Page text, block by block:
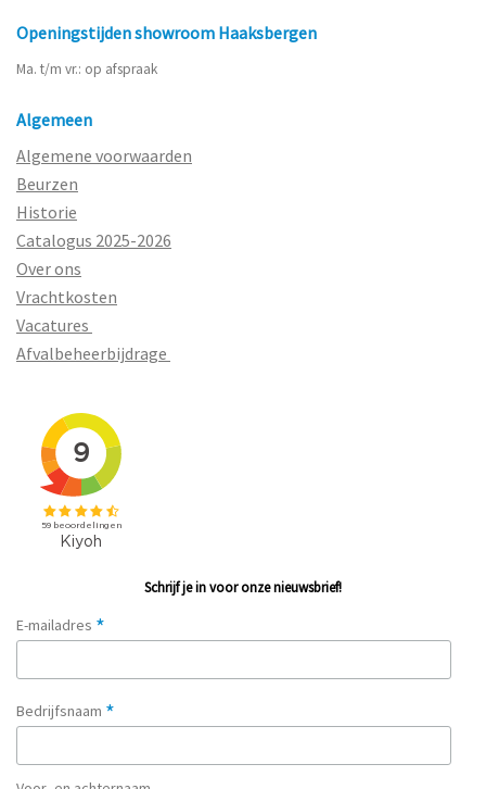
Openingstijden showroom Haaksbergen
Ma. t/m vr.: op afspraak
Algemeen
Algemene voorwaarden
Beurzen
Historie
Catalogus 2025-2026
Over ons
Vrachtkosten
Vacatures
Afvalbeheerbijdrage
Schrijf je in voor onze nieuwsbrief!
E-mailadres *
Bedrijfsnaam *